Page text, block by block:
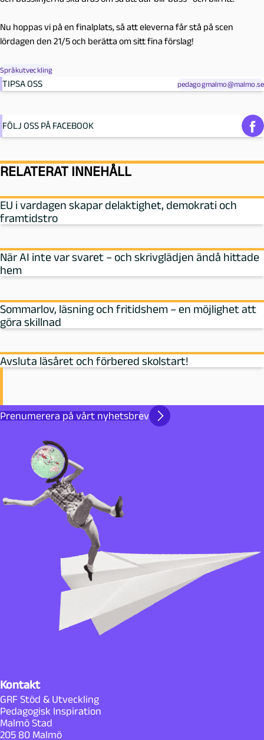
Nu hoppas vi på en finalplats, så att eleverna får stå på scen
lördagen den 21/5 och berätta om sitt fina förslag!
Språkutveckling
TIPSA OSS pedagogmalmo@malmo.se
FÖLJ OSS PÅ FACEBOOK
RELATERAT INNEHÅLL
EU i vardagen skapar delaktighet, demokrati och
framtidstro
När AI inte var svaret – och skrivglädjen ändå hittade
hem
Sommarlov, läsning och fritidshem – en möjlighet att
göra skillnad
Avsluta läsåret och förbered skolstart!
Prenumerera på vårt nyhetsbrev
Kontakt
GRF Stöd & Utveckling
Pedagogisk Inspiration
Malmö Stad
205 80 Malmö